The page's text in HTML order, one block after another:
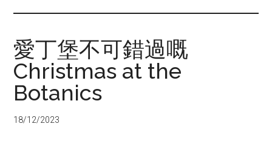
發
愛丁堡不可錯過嘅
Christmas at the
Botanics
18/12/2023